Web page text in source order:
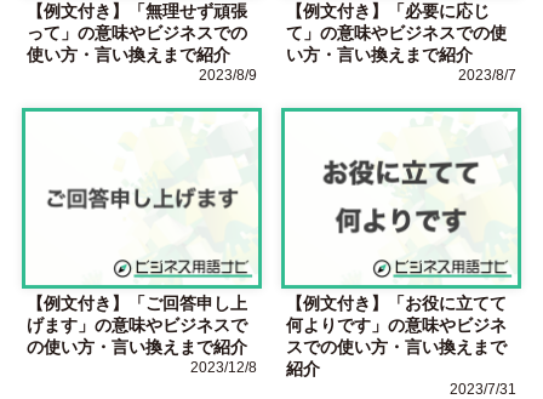
【例文付き】「無理せず頑張
って」の意味やビジネスでの
使い方・言い換えまで紹介
2023/8/9
【例文付き】「必要に応じ
て」の意味やビジネスでの使
い方・言い換えまで紹介
2023/8/7
【例文付き】「ご回答申し上
げます」の意味やビジネスで
の使い方・言い換えまで紹介
2023/12/8
【例文付き】「お役に立てて
何よりです」の意味やビジネ
スでの使い方・言い換えまで
紹介
2023/7/31